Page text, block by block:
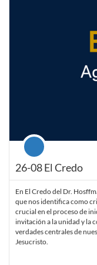
26-08 El Credo
Course
En El Credo del Dr.
que nos identifica como
crucial en el proceso de
invitación a la unidad y la
verdades centrales de
Jesucristo.